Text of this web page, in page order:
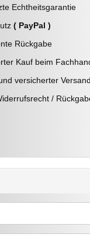
Echtheitsgarantie
( PayPal )
Rückgabe
Kauf beim
versicherter
/